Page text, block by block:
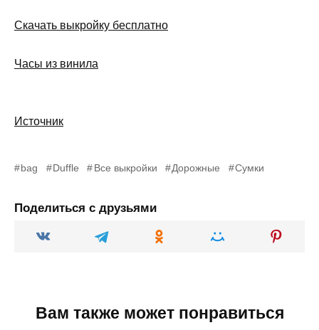
Скачать выкройку бесплатно
Часы из винила
Источник
bag Duffle Все выкройки Дорожные Сумки
Поделиться с друзьями
Вам также может понравиться